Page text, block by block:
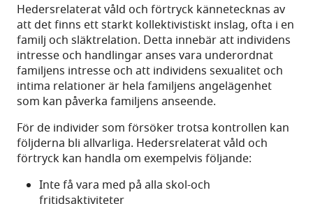
Hedersrelaterat våld och förtryck kännetecknas av
att det finns ett starkt kollektivistiskt inslag, ofta i en
familj och släktrelation. Detta innebär att individens
intresse och handlingar anses vara underordnat
familjens intresse och att individens sexualitet och
intima relationer är hela familjens angelägenhet
som kan påverka familjens anseende.
För de individer som försöker trotsa kontrollen kan
följderna bli allvarliga. Hedersrelaterat våld och
förtryck kan handla om exempelvis följande:
Inte få vara med på alla skol-och
fritidsaktiviteter